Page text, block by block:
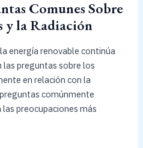
Comunes Sobre
y la Radiación
energía renovable continúa
las preguntas sobre los
en relación con la
comúnmente
preocupaciones más